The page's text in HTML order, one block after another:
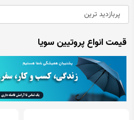
قیمت انواع پروتیین سویا